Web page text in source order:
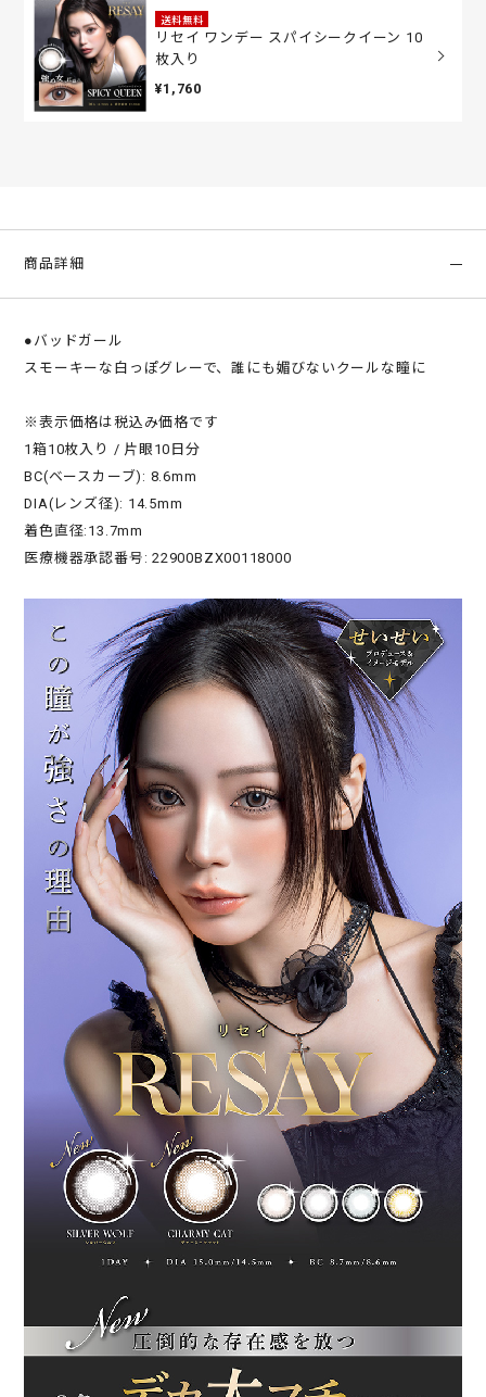
送料無料
リセイ ワンデー スパイシークイーン 10
枚入り
¥1,760
商品詳細
●バッドガール
スモーキーな白っぽグレーで、誰にも媚びないクールな瞳に
※表示価格は税込み価格です
1箱10枚入り / 片眼10日分
BC(ベースカーブ): 8.6mm
DIA(レンズ径): 14.5mm
着色直径:13.7mm
医療機器承認番号: 22900BZX00118000